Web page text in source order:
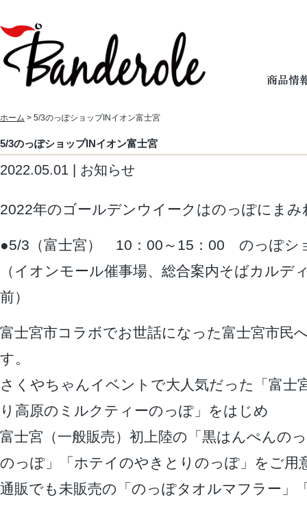
ホーム > 5/3のっぽショップINイオン富士宮
5/3のっぽショップINイオン富士宮
2022.05.01 | お知らせ
2022年のゴールデンウイークはのっぽにま
●5/3（富士宮） 10：00～15：00 のっぽシ
（イオンモール催事場、総合案内そばカルデ
前）
富士宮市コラボでお世話になった富士宮市民
す。
さくやちゃんイベントで大人気だった「富士
り高原のミルクティーのっぽ」をはじめ
富士宮（一般販売）初上陸の「黒はんぺんの
のっぽ」「ホテイのやきとりのっぽ」をご用
通販でも未販売の「のっぽタオルマフラー」